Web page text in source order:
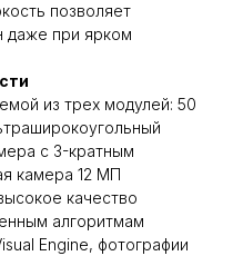
позволяет
даже при ярком
из трех модулей: 50
с 3-кратным
камера 12 МП
качество
алгоритмам
Engine, фотографии